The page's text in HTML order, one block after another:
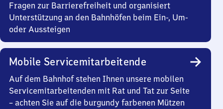
Fragen zur Barrierefreiheit und organisiert
Unterstützung an den Bahnhöfen beim Ein-, Um-
oder Aussteigen
Mobile Servicemitarbeitende
Auf dem Bahnhof stehen Ihnen unsere mobilen
Servicemitarbeitenden mit Rat und Tat zur Seite
– achten Sie auf die burgundy farbenen Mützen